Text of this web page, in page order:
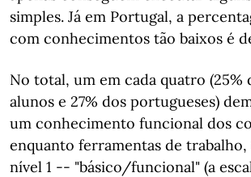
simples. Já em Portugal, a
com conhecimentos tão baixos é
No total, um em cada quatro (25%
alunos e 27% dos portugueses)
um conhecimento funcional dos
enquanto ferramentas de
nível 1 -- "básico/funcional" (a